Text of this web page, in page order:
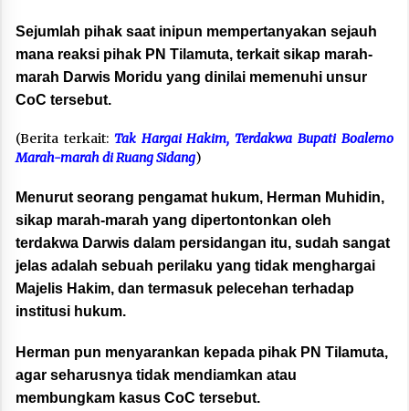
Sejumlah pihak saat inipun mempertanyakan sejauh
mana reaksi pihak PN Tilamuta, terkait sikap marah-
marah Darwis Moridu yang dinilai memenuhi unsur
CoC tersebut.
(Berita terkait: Tak Hargai Hakim, Terdakwa Bupati Boalemo
Marah-marah di Ruang Sidang)
Menurut seorang pengamat hukum, Herman Muhidin,
sikap marah-marah yang dipertontonkan oleh
terdakwa Darwis dalam persidangan itu, sudah sangat
jelas adalah sebuah perilaku yang tidak menghargai
Majelis Hakim, dan termasuk pelecehan terhadap
institusi hukum.
Herman pun menyarankan kepada pihak PN Tilamuta,
agar seharusnya tidak mendiamkan atau
membungkam kasus CoC tersebut.